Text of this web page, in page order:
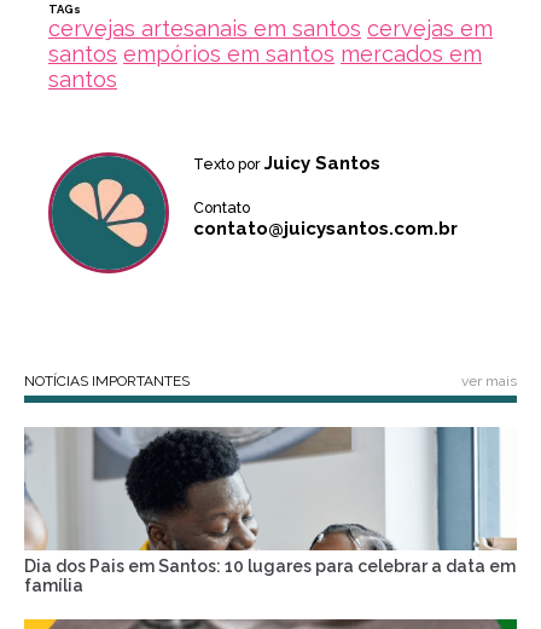
TAGs
cervejas artesanais em santos cervejas em
santos empórios em santos mercados em
santos
Texto por Juicy Santos
Contato
contato@juicysantos.com.br
NOTÍCIAS IMPORTANTES ver mais
Dia dos Pais em Santos: 10 lugares para celebrar a data em
família